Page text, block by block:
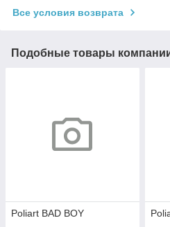
Все условия возврата
Подобные товары
Poliart BAD BOY